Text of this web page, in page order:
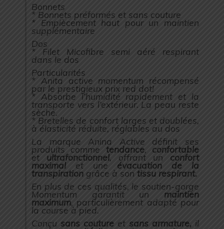
Bonnets
* Bonnets préformés et sans couture
* Empiècement haut pour un maintien
supplémentaire
Dos
* Filet Micofibre semi aéré respirant
dans le dos
Particularités
* Anita active momentum récompensé
par le prestigieux prix red dot!
* Absorbe l’humidité rapidement et la
transporte vers l’extérieur. La peau reste
sèche.
* Bretelles de confort larges et doublées,
à élasticité réduite, réglables au dos
La marque Anina Active définit ses
produits comme tendance, confortable
et ultrafonctionnel, offrant un confort
maximal et une évacuation de la
transpiration grâce à son tissu respirant.
En plus de ces qualités, le soutien-gorge
Momentum garantit un maintien
maximum, particulièrement adapté pour
la course à pied.
Conçu sans couture et sans armature, il